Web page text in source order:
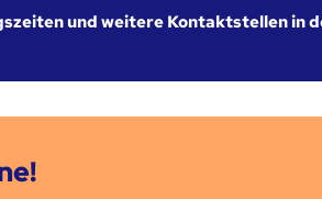
und weitere Kontaktstellen in